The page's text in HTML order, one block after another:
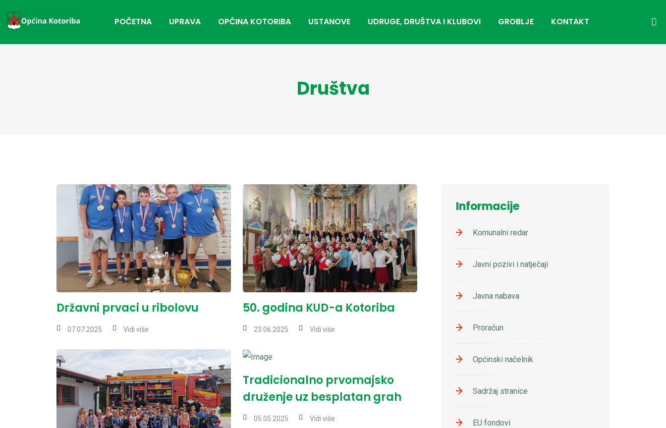
POČETNA UPRAVA OPĆINA KOTORIBA USTANOVE UDRUGE, DRUŠTVA I KLUBOVI GROBLJE KONTAKT
Društva
Državni prvaci u ribolovu
07.07.2025 Vidi više
50. godina KUD-a Kotoriba
23.06.2025 Vidi više
Tradicionalno prvomajsko
druženje uz besplatan grah
05.05.2025 Vidi više
Informacije
Komunalni redar
Javni pozivi i natječaji
Javna nabava
Proračun
Općinski načelnik
Sadržaj stranice
EU fondovi